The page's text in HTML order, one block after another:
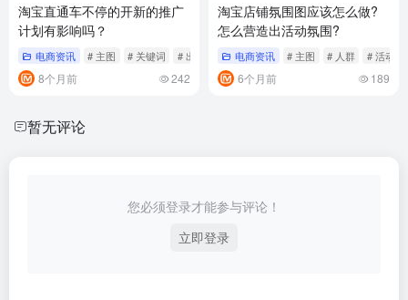
淘宝直通车不停的开新的推广
计划有影响吗？
电商资讯 # 主图 # 关键词 # 出价
8个月前 242
淘宝店铺氛围图应该怎么做?
怎么营造出活动氛围?
电商资讯 # 主图 # 人群 # 活动
6个月前 189
暂无评论
您必须登录才能参与评论！
立即登录